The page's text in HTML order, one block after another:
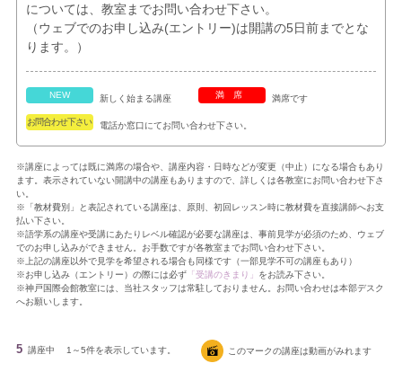
については、教室までお問い合わせ下さい。
（ウェブでのお申し込み(エントリー)は開講の5日前までとな
ります。）
NEW 新しく始まる講座 満席 満席です
お問合わせ下さい 電話か窓口にてお問い合わせ下さい。
※講座によっては既に満席の場合や、講座内容・日時などが変更（中止）になる場合もあり
ます。表示されていない開講中の講座もありますので、詳しくは各教室にお問い合わせ下さ
い。
※「教材費別」と表記されている講座は、原則、初回レッスン時に教材費を直接講師へお支
払い下さい。
※語学系の講座や受講にあたりレベル確認が必要な講座は、事前見学が必須のため、ウェブ
でのお申し込みができません。お手数ですが各教室までお問い合わせ下さい。
※上記の講座以外で見学を希望される場合も同様です（一部見学不可の講座もあり）
※お申し込み（エントリー）の際には必ず「受講のきまり」 をお読み下さい。
※神戸国際会館教室には、当社スタッフは常駐しておりません。お問い合わせは本部デスク
へお願いします。
5 講座中 1～5件を表示しています。 このマークの講座は動画がみれます